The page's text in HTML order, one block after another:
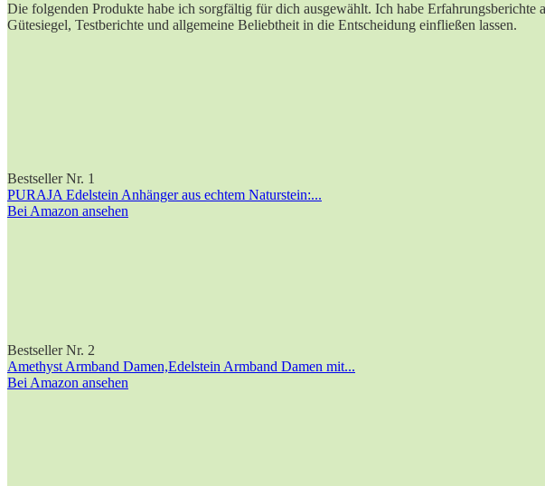
Die folgenden Produkte habe ich sorgfältig für dich ausgewählt. Ich habe​ Erfahrungsberichte
Gütesiegel, Testberichte und​ allgemeine Beliebtheit in die Entscheidung einfließen ⁣lassen.
Bestseller Nr. 1
PURAJA Edelstein Anhänger aus echtem Naturstein:...
Bei Amazon ansehen
Bestseller Nr. 2
Amethyst Armband Damen,Edelstein Armband Damen mit...
Bei Amazon ansehen